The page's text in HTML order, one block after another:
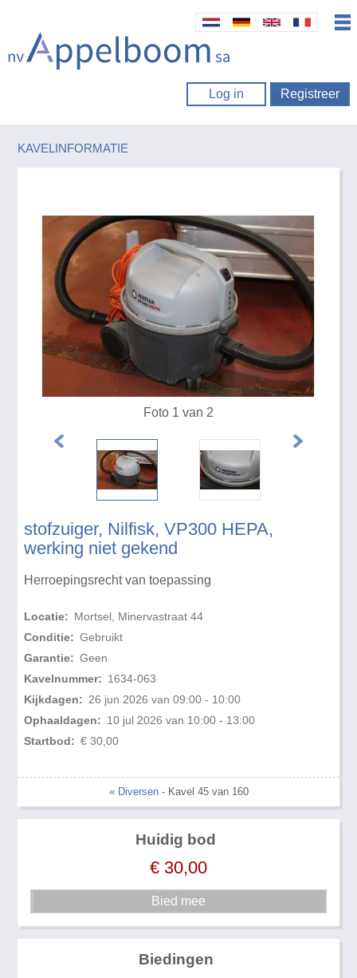
Log in Registreer
KAVELINFORMATIE
stofzuiger, Nilfisk, VP300 HEPA,
werking niet gekend
Herroepingsrecht van toepassing
Locatie: Mortsel, Minervastraat 44
Conditie: Gebruikt
Garantie: Geen
Kavelnummer: 1634-063
Kijkdagen: 26 jun 2026 van 09:00 - 10:00
Ophaaldagen: 10 jul 2026 van 10:00 - 13:00
Startbod: € 30,00
Foto 1 van 2
« Diversen- Kavel 45 van 160
Huidig bod
€ 30,00
Biedingen